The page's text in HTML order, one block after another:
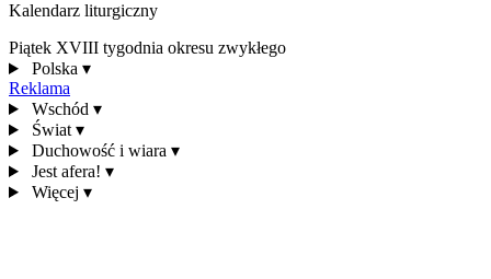
Kalendarz liturgiczny
Piątek XVIII tygodnia okresu zwykłego
Polska ▾
Reklama
Wschód ▾
Świat ▾
Duchowość i wiara ▾
Jest afera! ▾
Więcej ▾